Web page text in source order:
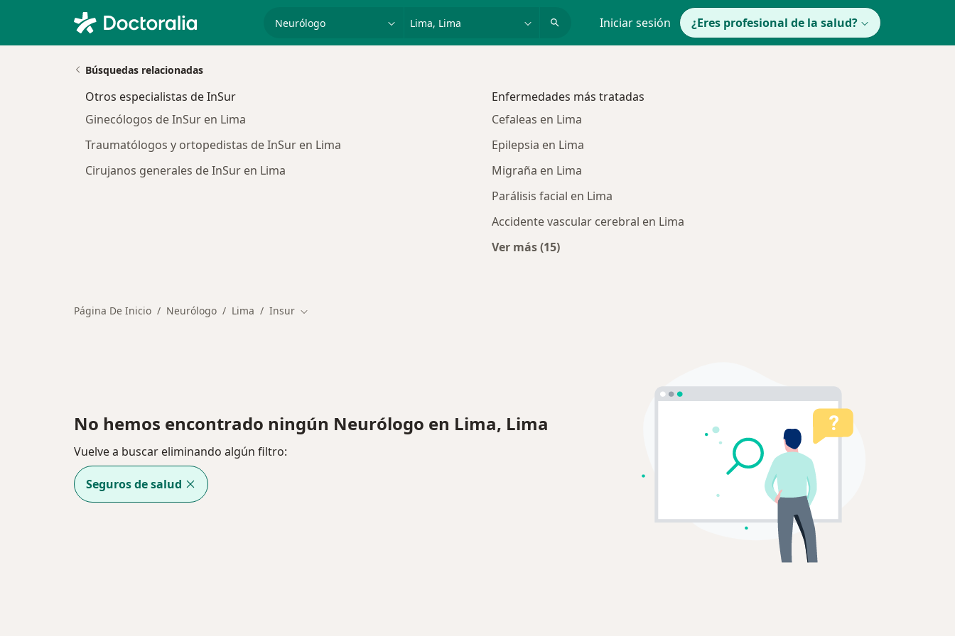
especialidad, enfermedad o nombre Iniciar sesión ¿Eres profesional de la salud?
Búsquedas relacionadas
Otros especialistas de InSur
Ginecólogos de InSur en Lima
Traumatólogos y ortopedistas de InSur en Lima
Cirujanos generales de InSur en Lima
Enfermedades más tratadas
Cefaleas en Lima
Epilepsia en Lima
Migraña en Lima
Parálisis facial en Lima
Accidente vascular cerebral en Lima
Ver más (15)
Página De Inicio Neurólogo Lima Insur Cambiar de ciudad
No hemos encontrado ningún Neurólogo en Lima, Lima
Vuelve a buscar eliminando algún filtro:
Seguros de salud